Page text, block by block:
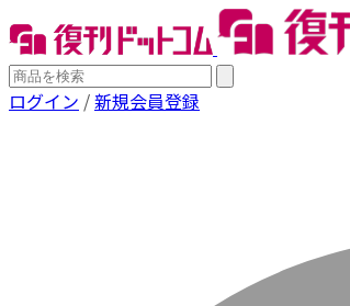
ログイン /新規会員登録